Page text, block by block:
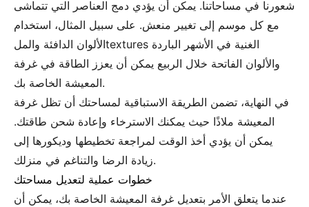
شعورنا في مساحاتنا. يمكن أن يؤدي دمج العناصر التي تتماشى
مع كل موسم إلى تغيير منعش. على سبيل المثال، استخدام
الألوان الدافئة والملtextures الغنية في الأشهر الباردة
والألوان الفاتحة خلال الربيع يمكن أن يعزز الطاقة في غرفة
المعيشة الخاصة بك.
في النهاية، تضمن الطريقة الاستباقية لمساحتك أن تظل غرفة
المعيشة ملاذًا حيث يمكنك الاسترخاء وإعادة شحن طاقتك.
يمكن أن يؤدي أخذ الوقت لمراجعة تخطيطها وديكورها إلى
زيادة الرضا والتناغم في منزلك.
خطوات عملية لتعديل مساحتك
عندما يتعلق الأمر بتعديل غرفة المعيشة الخاصة بك، يمكن أن